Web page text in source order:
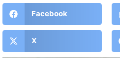
Facebook
X